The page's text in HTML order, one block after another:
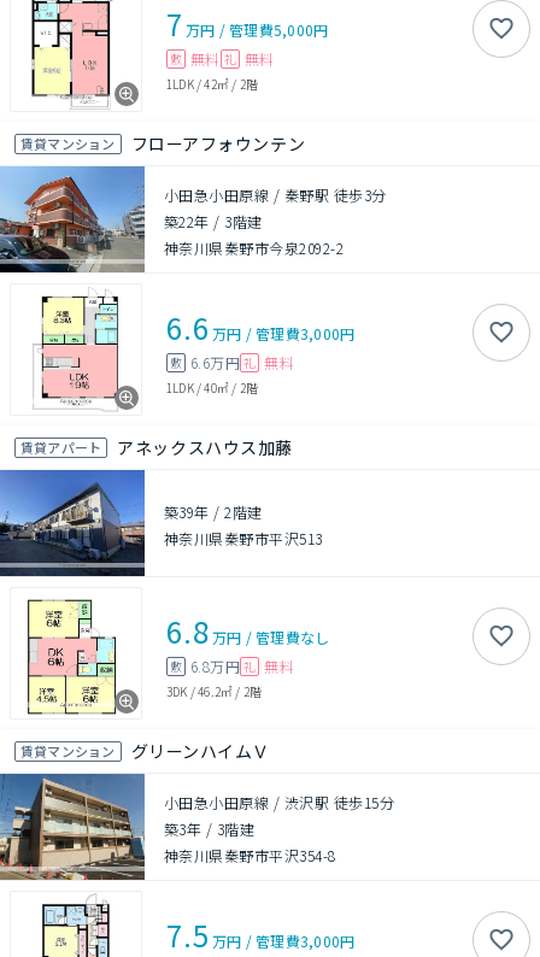
7 万円 /管理費5,000円
敷 無料 礼 無料
1LDK/42㎡ / 2階
賃貸マンション フローアフォウンテン
小田急小田原線 / 秦野駅 徒歩3分
築22年 / 3階建
神奈川県秦野市今泉2092-2
6.6 万円 /管理費3,000円
敷 6.6万円 礼 無料
1LDK/40㎡ / 2階
賃貸アパート アネックスハウス加藤
築39年 /2階建
神奈川県秦野市平沢513
6.8万円 /管理費なし
敷 6.8万円 礼 無料
3DK /46.2㎡ / 2階
賃貸マンション グリーンハイムＶ
小田急小田原線 / 渋沢駅 徒歩15分
築3年 / 3階建
神奈川県秦野市平沢354-8
7.5 万円 /管理費3,000円